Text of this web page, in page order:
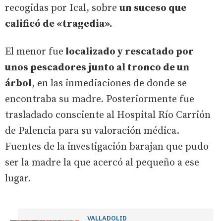
recogidas por Ical, sobre un suceso que
calificó de «tragedia».
El menor fue localizado y rescatado por
unos pescadores junto al tronco de un
árbol, en las inmediaciones de donde se
encontraba su madre. Posteriormente fue
trasladado consciente al Hospital Río Carrión
de Palencia para su valoración médica.
Fuentes de la investigación barajan que pudo
ser la madre la que acercó al pequeño a ese
lugar.
VALLADOLID